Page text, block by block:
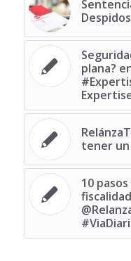
plana?
tener
10